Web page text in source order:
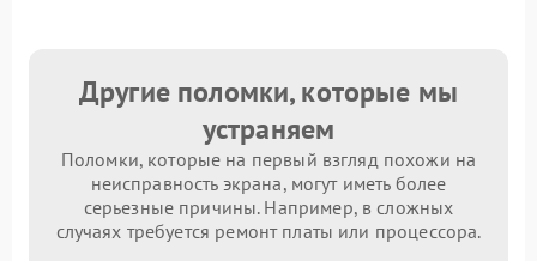
Другие поломки, которые мы
устраняем
Поломки, которые на первый взгляд похожи на
неисправность экрана, могут иметь более
серьезные причины. Например, в сложных
случаях требуется ремонт платы или процессора.